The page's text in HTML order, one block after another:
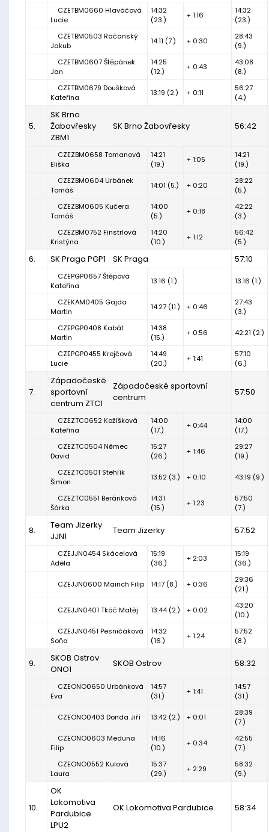
CZETBM0660 Hlaváčová
Lucie
14:32
(23.)
+ 1:16
14:32
(23.)
CZETBM0503 Račanský
Jakub
14:11 (7.) + 0:30
28:43
(9.)
CZETBM0607 Štěpánek
Jan
14:25
(12.)
+ 0:43
43:08
(8.)
CZETBM0679 Doušková
Kateřina
13:19 (2.) + 0:11
56:27
(4.)
5.
SK Brno
Žabovřesky
ZBM1
SK Brno Žabovřesky 56:42
CZEZBM0658 Tomanová
Eliška
14:21
(19.)
+ 1:05
14:21
(19.)
CZEZBM0604 Urbánek
Tomáš
14:01 (5.) + 0:20
28:22
(5.)
CZEZBM0605 Kučera
Tomáš
14:00
(5.)
+ 0:18
42:22
(3.)
CZEZBM0752 Finstrlová
Kristýna
14:20
(10.)
+ 1:12
56:42
(5.)
6. SK Praga PGP1 SK Praga 57:10
CZEPGP0657 Štěpová
Kateřina
13:16 (1.) 13:16 (1.)
CZEKAM0405 Gajda
Martin
14:27 (11.) + 0:46
27:43
(3.)
CZEPGP0408 Kabát
Martin
14:38
(15.)
+ 0:56 42:21 (2.)
CZEPGP0455 Krejčová
Lucie
14:49
(20.)
+ 1:41
57:10
(6.)
7.
Západočeské
sportovní
centrum ZTC1
Západočeské sportovní
centrum
57:50
CZEZTC0652 Kožíšková
Kateřina
14:00
(17.)
+ 0:44
14:00
(17.)
CZEZTC0504 Němec
David
15:27
(26.)
+ 1:46
29:27
(19.)
CZEZTC0501 Stehlík
Šimon
13:52 (3.) + 0:10 43:19 (9.)
CZEZTC0551 Beránková
Šárka
14:31
(15.)
+ 1:23
57:50
(7.)
8.
Team Jizerky
JJN1
Team Jizerky 57:52
CZEJJN0454 Skácelová
Adéla
15:19
(36.)
+ 2:03
15:19
(36.)
CZEJJN0600 Mairich Filip 14:17 (8.) + 0:36
29:36
(21.)
CZEJJN0401 Tkáč Matěj 13:44 (2.) + 0:02
43:20
(10.)
CZEJJN0451 Pesničáková
Soňa
14:32
(16.)
+ 1:24
57:52
(8.)
9.
SKOB Ostrov
ONO1
SKOB Ostrov 58:32
CZEONO0650 Urbánková
Eva
14:57
(31.)
+ 1:41
14:57
(31.)
CZEONO0403 Donda Jiří 13:42 (2.) + 0:01
28:39
(7.)
CZEONO0603 Meduna
Filip
14:16
(10.)
+ 0:34
42:55
(7.)
CZEONO0552 Kulová
Laura
15:37
(29.)
+ 2:29
58:32
(9.)
10.
OK
Lokomotiva
Pardubice
LPU2
OK Lokomotiva Pardubice 58:34